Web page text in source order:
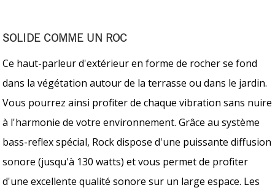
SOLIDE COMME UN ROC
Ce haut-parleur d'extérieur en forme de rocher se fond
dans la végétation autour de la terrasse ou dans le jardin.
Vous pourrez ainsi profiter de chaque vibration sans nuire
à l'harmonie de votre environnement. Grâce au système
bass-reflex spécial, Rock dispose d'une puissante diffusion
sonore (jusqu'à 130 watts) et vous permet de profiter
d'une excellente qualité sonore sur un large espace. Les